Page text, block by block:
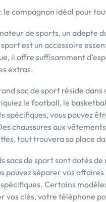
le compagnon idéal pour
de sports, un adepte
est un accessoire
il offre suffisamment
extras.
sac de sport réside
le football, le
spécifiques, vous pouvez
chaussures aux
tout trouvera sa place
sacs de sport sont dotés
pouvez séparer vos
Certains
vos clés, votre téléphone